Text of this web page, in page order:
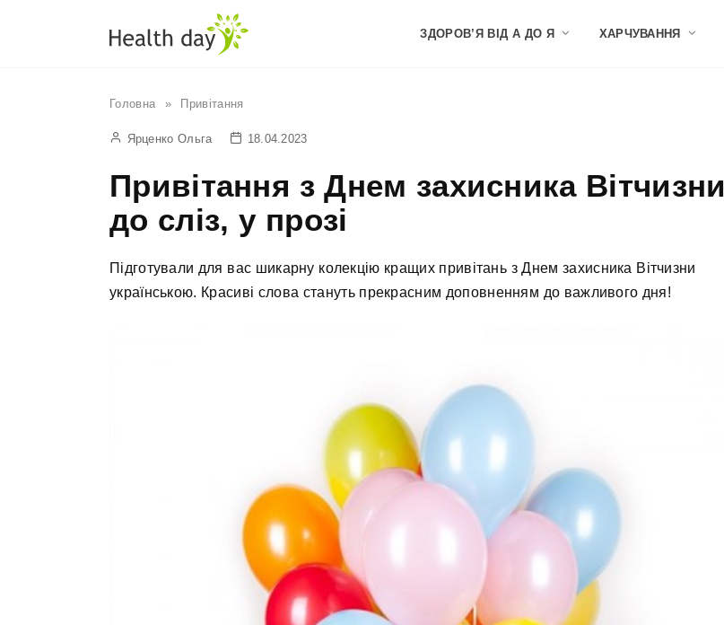
ЗДОРОВ’Я ВІД А ДО Я ХАРЧУВАННЯ
Головна » Привітання
Ярценко Ольга 18.04.2023
Привітання з Днем захисника Вітчизни
до сліз, у прозі
Підготували для вас шикарну колекцію кращих привітань з Днем захисника Вітчизни
українською. Красиві слова стануть прекрасним доповненням до важливого дня!